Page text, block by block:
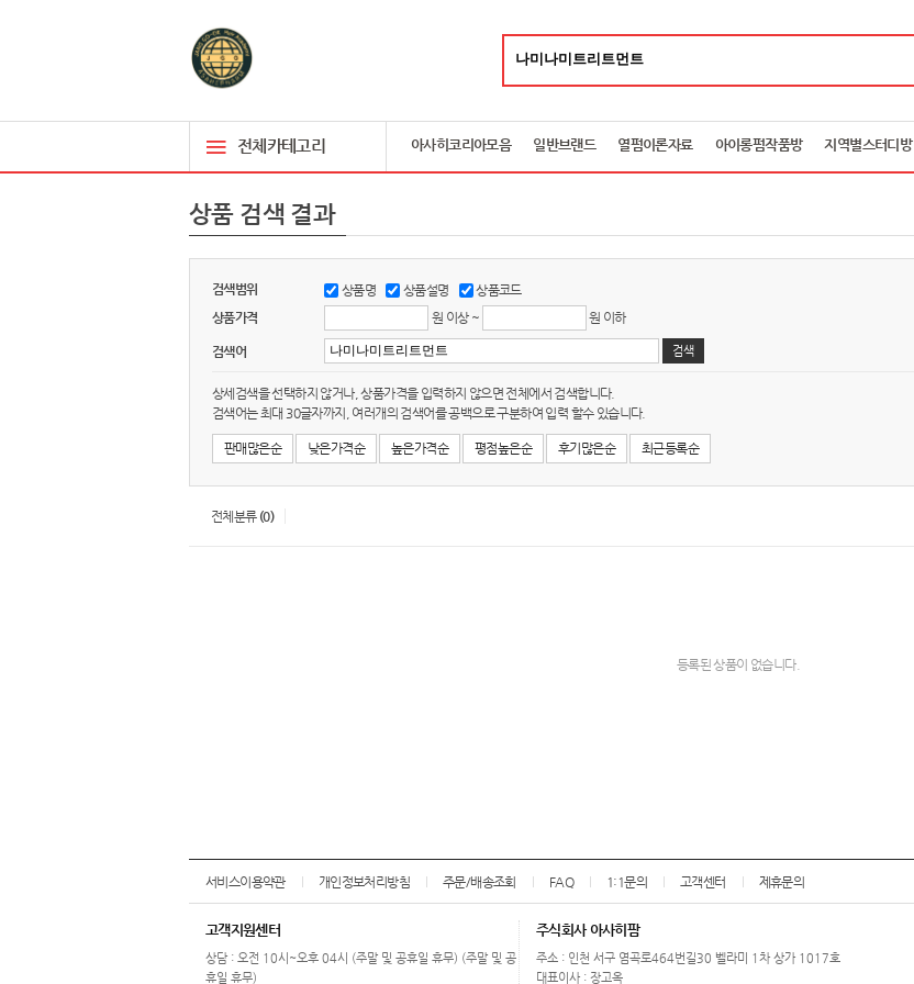
전체카테고리 아사히코리아모음 일반브랜드 열펌이론자료 아이롱펌작품방 지역별스터디방
상품 검색 결과
검색범위 상품명 상품설명
상품코드
상품가격
원 이상 ~ 원 이하
검색어
상세검색을 선택하지 않거나, 상품가격을 입력하지 않으면 전체에서 검색합니다.
검색어는 최대 30글자까지, 여러개의 검색어를 공백으로 구분하여 입력 할수 있습니다.
판매많은순 낮은가격순 높은가격순 평점높은순 후기많은순 최근등록순
전체분류 (0)
등록된 상품이 없습니다.
서비스이용약관 개인정보처리방침 주문/배송조회 FAQ 1:1문의 고객센터 제휴문의
고객지원센터
상담 : 오전 10시~오후 04시 (주말 및 공휴일 휴무) (주말 및 공
휴일 휴무)
주식회사 아사히팜
주소 : 인천 서구 염곡로464번길30 벨라미 1차 상가 1017호
대표이사 : 장고옥